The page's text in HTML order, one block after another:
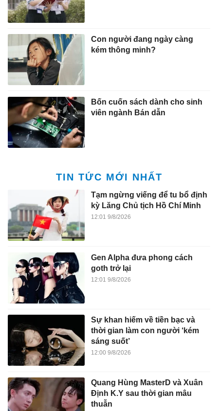
Con người đang ngày càng
kém thông minh?
Bốn cuốn sách dành cho sinh
viên ngành Bán dẫn
TIN TỨC MỚI NHẤT
Tạm ngừng viếng để tu bổ định
kỳ Lăng Chủ tịch Hồ Chí Minh
12:01 9/8/2026
Gen Alpha đưa phong cách
goth trở lại
12:01 9/8/2026
Sự khan hiếm về tiền bạc và
thời gian làm con người ‘kém
sáng suốt’
12:00 9/8/2026
Quang Hùng MasterD và Xuân
Định K.Y sau thời gian mâu
thuẫn